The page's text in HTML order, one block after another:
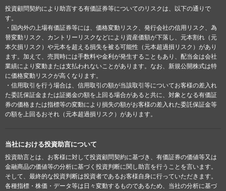
投資顧問契約により助言する有価証券等についてのリスクは、以下の通りで
す。
・国内外の上場有価証券等には、価格変動リスク、発行会社の信用リスク、為
替変動リスク、カントリーリスクなどにより資産価額が下落し、元本割れ（元
本欠損リスク）や元本を超える損失を被る可能性（元本超過損リスク）があり
ます。加えて、売買時には手数料や金利が発生することもあり、配当金は会社
業績により変動または支払われないことがあります。なお、新規公開株式は特
に価格変動リスクが高くなります。
・信用取引を行う場合は、信用取引の額が当該取引等についてお客様の差入れ
た委託保証金または証拠金の額を上回る場合があると共に、対象となる有価証
券の価格または指標等の変動により損失の額がお客様の差入れた委託保証金等
の額を上回るおそれ（元本超過損リスク）があります。
当社における投資助言について
投資助言とは、お客様に対して投資顧問契約に基づき、有価証券の価値等又は
金融商品の価値等の分析に基づく投資判断に関し助言を行うことを言います。
そして、最終的な投資判断は投資者であるお客様自身に行っていただきます。
各種指標・株価・データ等は日々変動するものであるため、当社の分析に基づ